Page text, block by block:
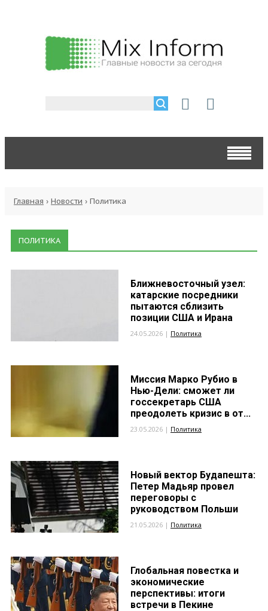
Главная › Новости › Политика
ПОЛИТИКА
Ближневосточный узел:
катарские посредники
пытаются сблизить
позиции США и Ирана
24.05.2026 | Политика
Миссия Марко Рубио в
Нью-Дели: сможет ли
госсекретарь США
преодолеть кризис в от...
23.05.2026 | Политика
Новый вектор Будапешта:
Петер Мадьяр провел
переговоры с
руководством Польши
21.05.2026 | Политика
Глобальная повестка и
экономические
перспективы: итоги
встречи в Пекине